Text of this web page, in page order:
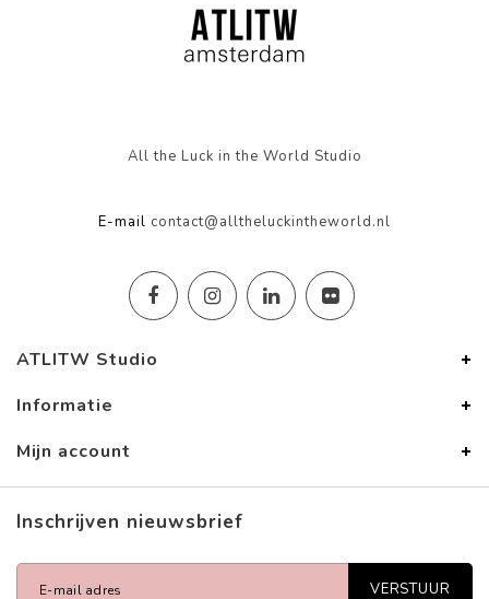
All the Luck in the World Studio
E-mail contact@alltheluckintheworld.nl
ATLITW Studio
Informatie
Mijn account
Inschrijven nieuwsbrief
VERSTUUR